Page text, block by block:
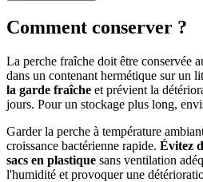
Comment conserver ?
La perche fraîche doit être conservée
dans un contenant hermétique sur un
la garde fraîche et prévient la
jours. Pour un stockage plus long,
Garder la perche à température
croissance bactérienne rapide. Évitez
sacs en plastique sans ventilation
l'humidité et provoquer une